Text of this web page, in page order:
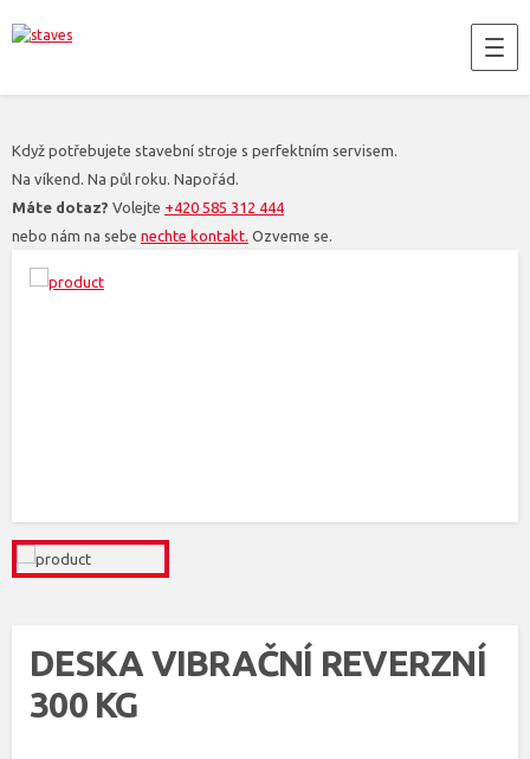
Když potřebujete stavební stroje s perfektním servisem.
Na víkend. Na půl roku. Napořád.
Máte dotaz? Volejte +420 585 312 444
nebo nám na sebe nechte kontakt. Ozveme se.
DESKA VIBRAČNÍ REVERZNÍ
300 KG